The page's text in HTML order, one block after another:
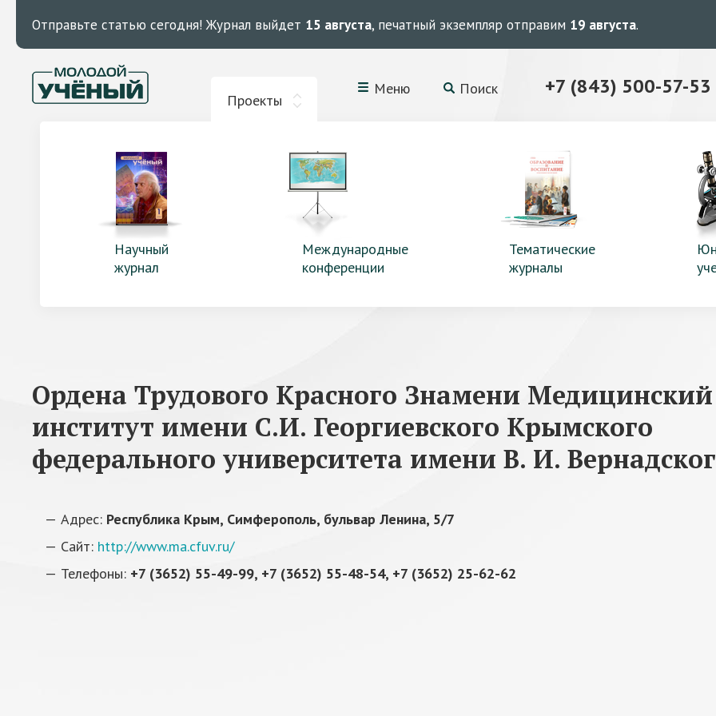
Отправьте статью сегодня! Журнал выйдет 15 августа, печатный экземпляр отправим 19 августа.
Проекты
Меню Поиск +7 (843) 500-57-53
Научный
журнал
Международные
конференции
Тематические
журналы
Ордена Трудового Красного Знамени Медицинский
институт имени С.И. Георгиевского Крымского
федерального университета имени В. И.
Адрес: Республика Крым, Симферополь, бульвар Ленина, 5/7
Сайт: http://www.ma.cfuv.ru/
Телефоны: +7 (3652) 55-49-99, +7 (3652) 55-48-54, +7 (3652) 25-62-62